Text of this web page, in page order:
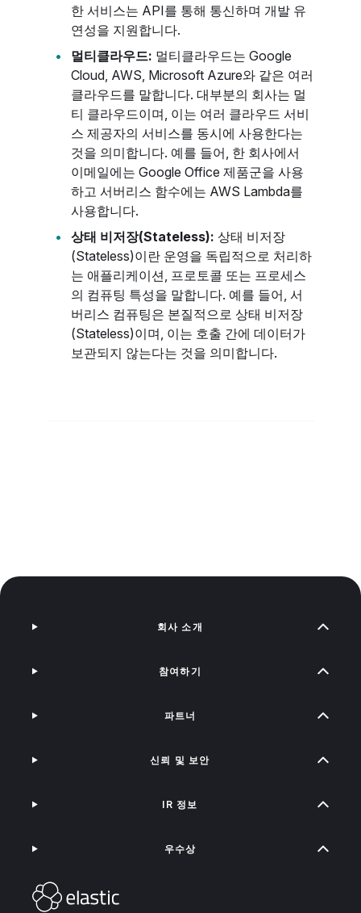
한 서비스는 API를 통해 통신하며 개발 유
연성을 지원합니다.
멀티클라우드: 멀티클라우드는 Google
Cloud, AWS, Microsoft Azure와 같은 여러
클라우드를 말합니다. 대부분의 회사는 멀
티 클라우드이며, 이는 여러 클라우드 서비
스 제공자의 서비스를 동시에 사용한다는
것을 의미합니다. 예를 들어, 한 회사에서
이메일에는 Google Office 제품군을 사용
하고 서버리스 함수에는 AWS Lambda를
사용합니다.
상태 비저장(Stateless): 상태 비저장
(Stateless)이란 운영을 독립적으로 처리하
는 애플리케이션, 프로토콜 또는 프로세스
의 컴퓨팅 특성을 말합니다. 예를 들어, 서
버리스 컴퓨팅은 본질적으로 상태 비저장
(Stateless)이며, 이는 호출 간에 데이터가
보관되지 않는다는 것을 의미합니다.
회사 소개
참여하기
파트너
신뢰 및 보안
IR 정보
우수상